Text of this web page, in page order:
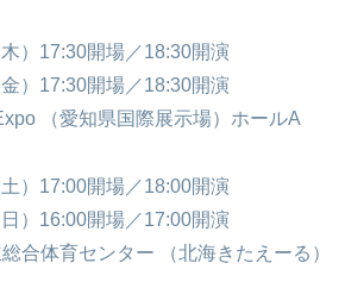
）17:30開場／18:30開演
）17:30開場／18:30開演
（愛知県国際展示場）ホールA
）17:00開場／18:00開演
）16:00開場／17:00開演
合体育センター （北海きたえーる）